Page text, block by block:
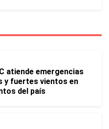
atiende emergencias
y fuertes vientos en
del país